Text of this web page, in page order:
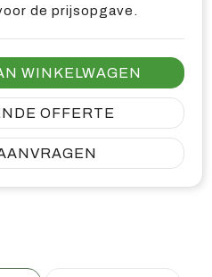
de prijsopgave.
WINKELWAGEN
OFFERTE